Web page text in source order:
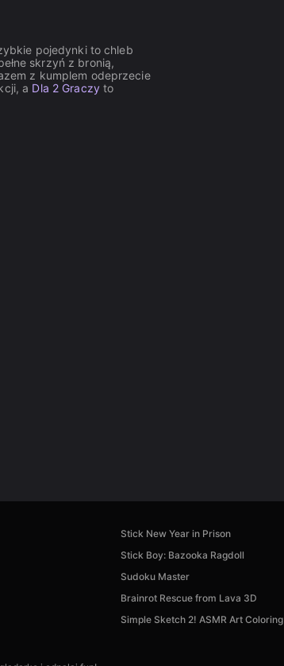
pojedynki to chleb
skrzyń z bronią,
z kumplem odeprzecie
a Dla 2 Graczyto
Stick New Year in Prison
Stick Boy: Bazooka Ragdoll
Sudoku Master
Brainrot Rescue from Lava 3D
Simple Sketch 2! ASMR Art Coloring